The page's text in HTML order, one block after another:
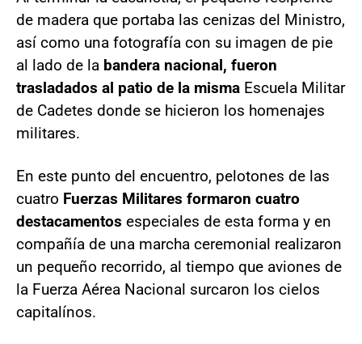
de madera que portaba las cenizas del Ministro,
así como una fotografía con su imagen de pie
al lado de la bandera nacional, fueron
trasladados al patio de la misma Escuela Militar
de Cadetes donde se hicieron los homenajes
militares.
En este punto del encuentro, pelotones de las
cuatro Fuerzas Militares formaron cuatro
destacamentos especiales de esta forma y en
compañía de una marcha ceremonial realizaron
un pequeño recorrido, al tiempo que aviones de
la Fuerza Aérea Nacional surcaron los cielos
capitalínos.